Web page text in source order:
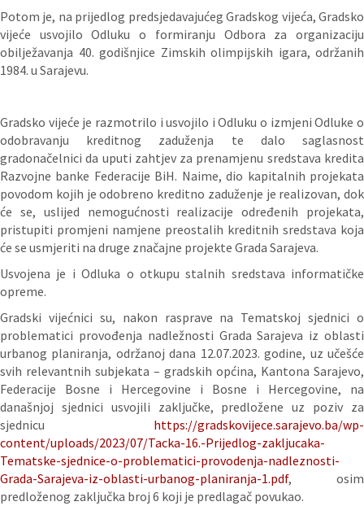
Potom je, na prijedlog predsjedavajućeg Gradskog vijeća, Gradsko
vijeće usvojilo Odluku o formiranju Odbora za organizaciju
obilježavanja 40. godišnjice Zimskih olimpijskih igara, održanih
1984. u Sarajevu.
Gradsko vijeće je razmotrilo i usvojilo i Odluku o izmjeni Odluke o
odobravanju kreditnog zaduženja te dalo saglasnost
gradonačelnici da uputi zahtjev za prenamjenu sredstava kredita
Razvojne banke Federacije BiH. Naime, dio kapitalnih projekata
povodom kojih je odobreno kreditno zaduženje je realizovan, dok
će se, uslijed nemogućnosti realizacije određenih projekata,
pristupiti promjeni namjene preostalih kreditnih sredstava koja
će se usmjeriti na druge značajne projekte Grada Sarajeva.
Usvojena je i Odluka o otkupu stalnih sredstava informatičke
opreme.
Gradski vijećnici su, nakon rasprave na Tematskoj sjednici o
problematici provođenja nadležnosti Grada Sarajeva iz oblasti
urbanog planiranja, održanoj dana 12.07.2023. godine, uz učešće
svih relevantnih subjekata – gradskih općina, Kantona Sarajevo,
Federacije Bosne i Hercegovine i Bosne i Hercegovine, na
današnjoj sjednici usvojili zaključke, predložene uz poziv za
sjednicu https://gradskovijece.sarajevo.ba/wp-
content/uploads/2023/07/Tacka-16.-Prijedlog-zakljucaka-
Tematske-sjednice-o-problematici-provodenja-nadleznosti-
Grada-Sarajeva-iz-oblasti-urbanog-planiranja-1.pdf, osim
predloženog zaključka broj 6 koji je predlagač povukao.